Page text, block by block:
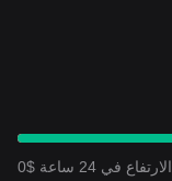
الارتفاع في 24 ساعة $0